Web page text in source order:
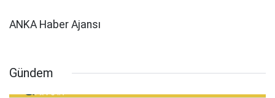
ANKA Haber Ajansı
Gündem